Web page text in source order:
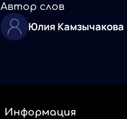
Автор слов
Юлия Камзычакова
Информация